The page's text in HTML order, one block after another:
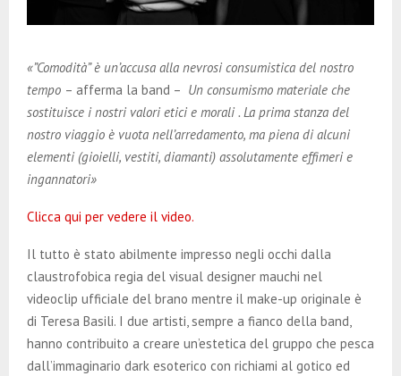
«”Comodità” è un’accusa alla nevrosi consumistica del nostro
tempo – afferma la band – Un consumismo materiale che
sostituisce i nostri valori etici e morali . La prima stanza del
nostro viaggio è vuota nell’arredamento, ma piena di alcuni
elementi (gioielli, vestiti, diamanti) assolutamente effimeri e
ingannatori»
Clicca qui per vedere il video.
Il tutto è stato abilmente impresso negli occhi dalla
claustrofobica regia del visual designer mauchi nel
videoclip ufficiale del brano mentre il make-up originale è
di Teresa Basili. I due artisti, sempre a fianco della band,
hanno contribuito a creare un’estetica del gruppo che pesca
dall’immaginario dark esoterico con richiami al gotico ed